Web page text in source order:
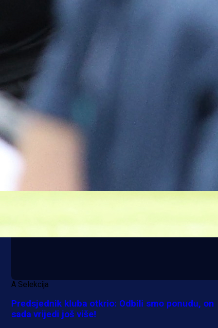
A Selekcija
Stigla potvrda od predsjednika kluba: Jovo Lukić
uskoro pravi transfer!?
3 sedmica 4 dan
A Selekcija
Predsjednik kluba otkrio: Odbili smo ponudu, on
sada vrijedi još više!